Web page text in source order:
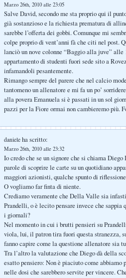
Marzo 26th, 2010 alle 23:05
Salve David, secondo me sta proprio qui il
già sostanzioso e la richiesta prematura di
sarebbe l’offerta dei gobbi. Comunque mi
colpe proprio di vent’anni fà che citi nel post.
lanciò un nove colonne “Baggio alla juve” alle
appartamento di studenti fuori sede sito a
infamandoli pesantemente.
Rimango sempre del parere che nel calcio
tantomeno un allenatore e mi fa un po’
alla povera Emanuela si è passati in un sol
pazzi per la Fiore ormai non cambieremo più.
daniele ha scritto:
Marzo 26th, 2010 alle 23:32
Io credo che se un signore che si chiama
parole di scoprire le carte su un quotidiano
maggiori azionisti, qualche spunto di
O vogliamo far finta di niente.
Crediamo veramente che Della Valle sia
Prandelli, o è lecito pensare invece che
i giornali?
Nel momento in cui i brutti pensieri su
viola, lui, il patron tira fuori questa stranezza,
fanno capire come la questione allenatore sia
Tra l’altro la valutazione che Diego dà della
esatto pensiero: Non è piaciuto come abbiamo
nelle dosi che sarebbero servite per vincere.